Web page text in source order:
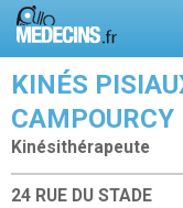
KINÉS
CAMPOURCY
Kinésithérapeute
24 RUE DU STADE